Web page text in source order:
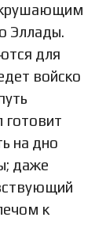
Эллады.
для
войско
готовит
на дно
даже
к